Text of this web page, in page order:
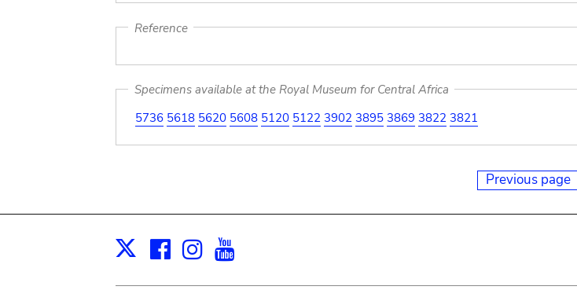
Reference
Specimens available at the Royal Museum for Central Africa
5736 5618 5620 5608 5120 5122 3902 3895 3869 3822 3821
Previous page
X Facebook
Instagram